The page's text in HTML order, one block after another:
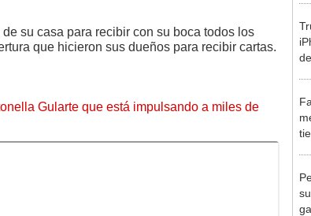
su casa para recibir con su boca todos los
que hicieron sus dueños para recibir cartas.
Gularte que está impulsando a miles de